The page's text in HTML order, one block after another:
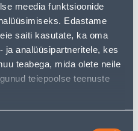
meedia funktsioonide
Edastame
saiti kasutate, ka oma
ja analüüsipartneritele, kes
teabega, mida olete neile
teiepoolse teenuste
LIHTLÜLITI B2 1-NE IP54
MUST
2.15 €